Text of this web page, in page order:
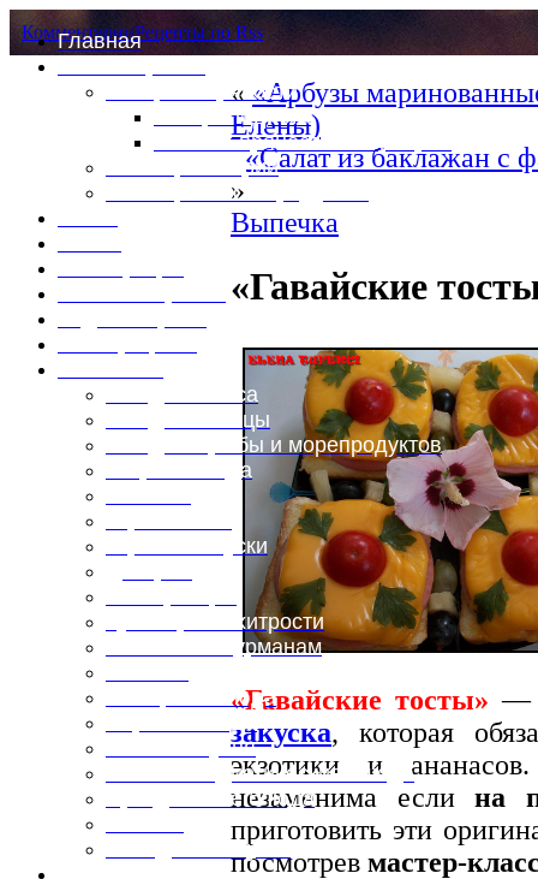
Главная
Специи и пряности
Специи и диета
Каталог пряностей и приправ
Таблица калорий
Таблица массы продуктов
Блюда из мяса
Блюда из птицы
Блюда из рыбы и морепродуктов
Вторые блюда
Горячие закуски
Кулинарные хитрости
Маленьким гурманам
Овощные блюда
Первые блюда
Полевая кухня
Постные и диетические блюда
Праздничные блюда
Холодные закуски
КомментарииРецепты по Rss
««Арбузы
Елены)
«Салат из баклажан с
»
Выпечка
«Гавайские
«Гавайские тосты» —
закуска, которая
экзотики и
незаменима еслина
приготовить эти
посмотрев мастер-